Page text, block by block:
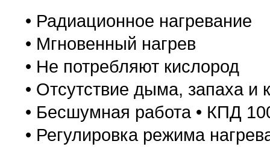
• Радиационное нагревание
• Мгновенный нагрев
• Не потребляют кислород
• Отсутствие дыма, запаха и
• Бесшумная работа • КПД
• Регулировка режима